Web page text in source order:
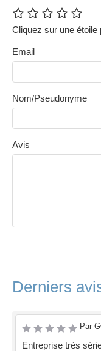
Cliquez sur une étoile
Email
Nom/Pseudonyme
Avis
Derniers
Par
Entreprise très